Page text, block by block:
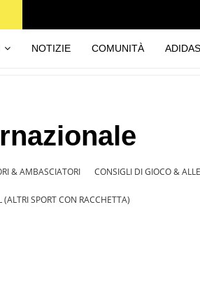
NOTIZIE COMUNITÀ
& AMBASCIATORI CONSIGLI DI GIOCO &
(ALTRI SPORT CON RACCHETTA)